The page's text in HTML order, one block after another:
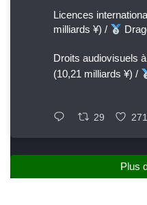
Licences
milliards ¥) /
Droits audiovisuels à
(10,21 milliards ¥) /
29 271
Plus